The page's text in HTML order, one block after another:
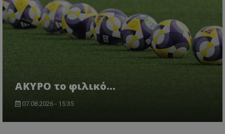
AKYΡΟ το φιλικό...
07.08.2026 - 15:35